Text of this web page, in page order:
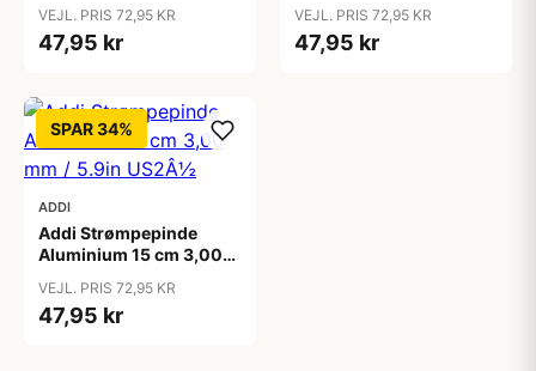
VEJL. PRIS 72,95 KR
47,95 kr
VEJL. PRIS 72,95 KR
47,95 kr
SPAR 34%
ADDI
Addi Strømpepinde
Aluminium 15 cm 3,00
VEJL. PRIS 72,95 KR
47,95 kr